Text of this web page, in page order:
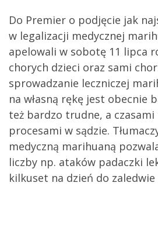
Do Premier o podjęcie jak
w legalizacji medycznej
apelowali w sobotę 11 lipca
chorych dzieci oraz sami
sprowadzanie leczniczej
na własną rękę jest obecnie
też bardzo trudne, a
procesami w sądzie.
medyczną marihuaną
liczby np. ataków padaczki
kilkuset na dzień do